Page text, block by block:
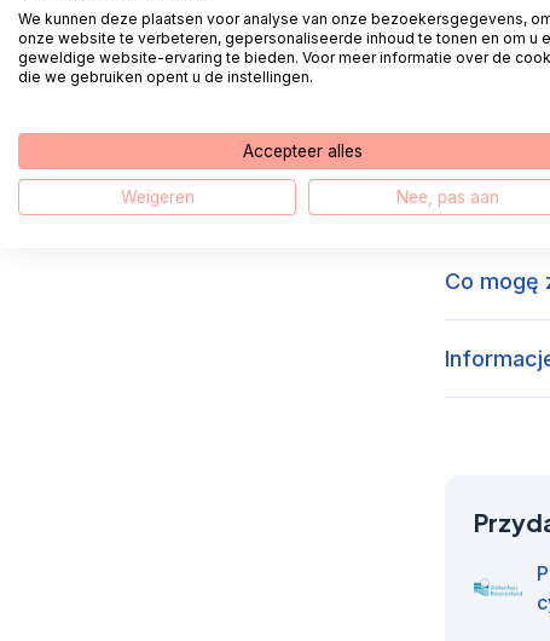
Jak
Hoe log
Jak
Co mogę
We kunnen deze plaatsen voor analyse van onze bezoekersgegevens,
onze website te verbeteren, gepersonaliseerde inhoud te tonen en om u
geweldige website-ervaring te bieden. Voor meer informatie over de
die we gebruiken opent u de instellingen.
Accepteer alles
Weigeren Nee, pas aan